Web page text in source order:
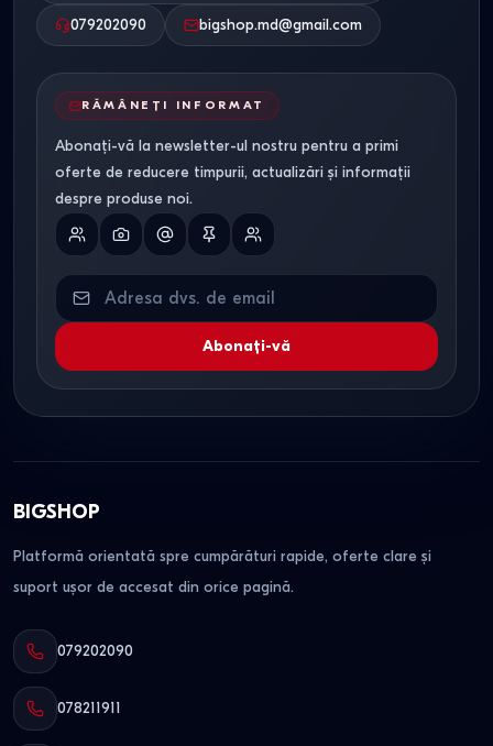
079202090 bigshop.md@gmail.com
RĂMÂNEȚI INFORMAT
Abonați-vă la newsletter-ul nostru pentru a primi
oferte de reducere timpurii, actualizări și informații
despre produse noi.
Abonați-vă
BIGSHOP
Platformă orientată spre cumpărături rapide, oferte clare și
suport ușor de accesat din orice pagină.
079202090
078211911